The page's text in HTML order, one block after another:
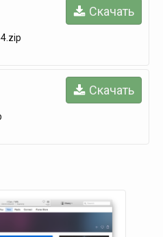
Скачать
Скачать